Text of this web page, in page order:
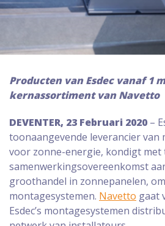
Producten van Esdec vanaf 1
kernassortiment van Navetto
DEVENTER, 23 Februari 2020 –
toonaangevende leverancier van
voor zonne-energie, kondigt met
samenwerkingsovereenkomst
groothandel in zonnepanelen,
montagesystemen. Navetto gaat
Esdec’s montagesystemen